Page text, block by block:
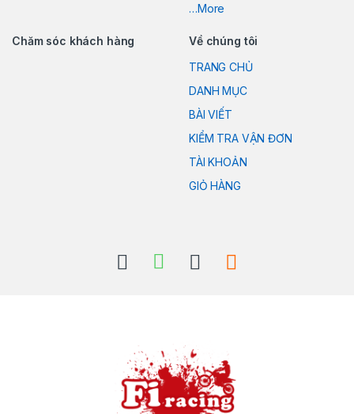
…More
Chăm sóc khách hàng
Về chúng tôi
TRANG CHỦ
DANH MỤC
BÀI VIẾT
KIỂM TRA VẬN ĐƠN
TÀI KHOẢN
GIỎ HÀNG